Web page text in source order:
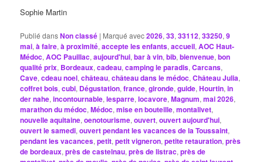
Sophie Martin
Publié dansNon classé | Marqué avec2026,33,33112,33250,9
mai,à faire,à proximité,accepte les enfants,accueil,AOC Haut-
Médoc,AOC Pauillac,aujourd'hui,bar à vin,bib,bienvenue,bon
qualité prix, Bordeaux,cadeau,camping le paradis,Carcans,
Cave,cdeau noel,château,château dans le médoc,Château Julia,
coffret bois,cubi, Dégustation,france,gironde,guide,Hourtin,in
der nahe,incontournable,lesparre,locavore,Magnum,mai 2026,
marathon du médoc,Médoc,mise en bouteille,montalivet,
nouvelle aquitaine,oenotourisme,ouvert,ouvert aujourd'hui,
ouvert le samedi,ouvert pendant les vacances de la Toussaint,
pendant les vacances,petit,petit vigneron,petite retauration,près
de bordeaux,près de castelnau,près de listrac,près de